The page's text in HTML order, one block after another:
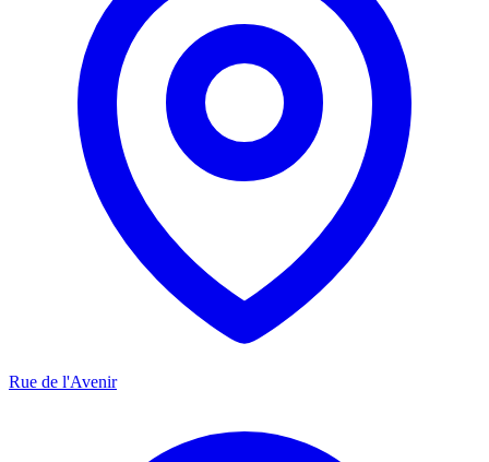
Rue de l'Avenir